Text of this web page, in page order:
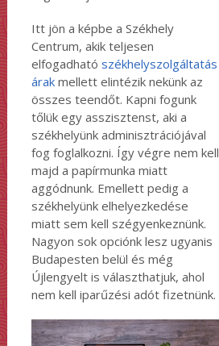
Itt jön a képbe a Székhely
Centrum, akik teljesen
elfogadható székhelyszolgáltatás
árakmellett elintézik nekünk az
összes teendőt. Kapni fogunk
tőlük egy asszisztenst, aki a
székhelyünk adminisztrációjával
fog foglalkozni. Így végre nem kell
majd a papírmunka miatt
aggódnunk. Emellett pedig a
székhelyünk elhelyezkedése
miatt sem kell szégyenkeznünk.
Nagyon sok opciónk lesz ugyanis
Budapesten belül és még
Újlengyelt is választhatjuk, ahol
nem kell iparűzési adót fizetnünk.